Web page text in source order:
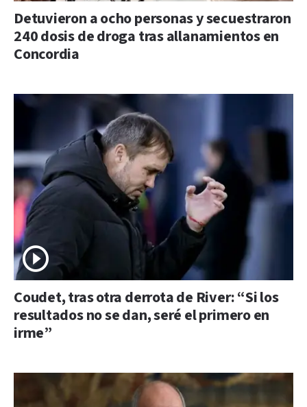
Detuvieron a ocho personas y secuestraron
240 dosis de droga tras allanamientos en
Concordia
Coudet, tras otra derrota de River: “Si los
resultados no se dan, seré el primero en
irme”